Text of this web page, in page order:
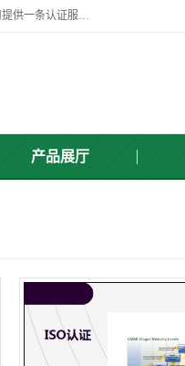
杭州贝安企业管理有限公司竭诚为广大企业客户提供:45001认证,商品售后服务认证,CE认证,知识产权体系认证,iso体系认证等服务,公司提供一条认证服务,方便快捷.
产品展厅